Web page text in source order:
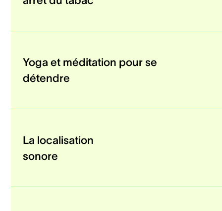
Yoga et méditation pour se
détendre
La localisation
sonore